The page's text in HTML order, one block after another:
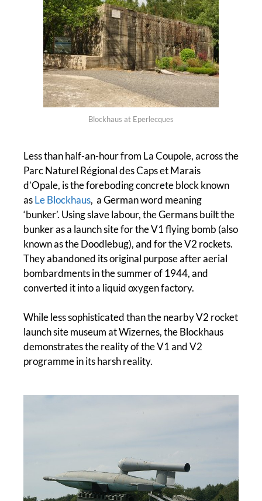
Blockhaus at Eperlecques
Less than half-an-hour from La Coupole, across the
Parc Naturel Régional des Caps et Marais
d’Opale, is the foreboding concrete block known
asLe Blockhaus, a German word meaning
‘bunker’. Using slave labour, the Germans built the
bunker as a launch site for the V1 flying bomb (also
known as the Doodlebug), and for the V2 rockets.
They abandoned its original purpose after aerial
bombardments in the summer of 1944, and
converted it into a liquid oxygen factory.
While less sophisticated than the nearby V2 rocket
launch site museum at Wizernes, the Blockhaus
demonstrates the reality of the V1 and V2
programme in its harsh reality.